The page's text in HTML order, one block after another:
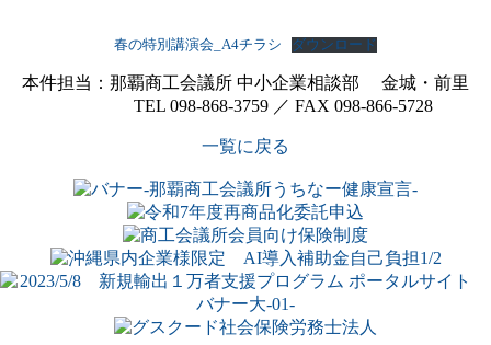
春の特別講演会_A4チラシ ダウンロード
本件担当：那覇商工会議所 中小企業相談部 金城・前里
TEL 098-868-3759 ／ FAX 098-866-5728
一覧に戻る